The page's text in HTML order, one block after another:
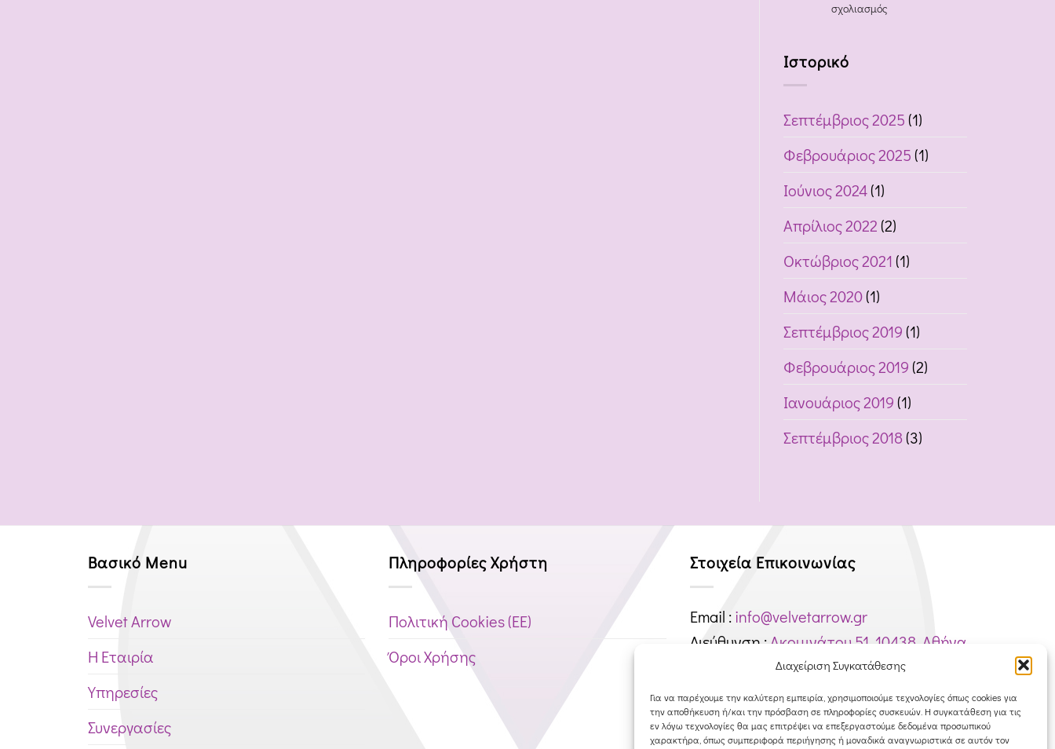
Διαχείριση Συγκατάθεσης
Για να παρέχουμε την καλύτερη εμπειρία, χρησιμοποιούμε τεχνολογίες όπως cookies για
την αποθήκευση ή/και την πρόσβαση σε πληροφορίες συσκευών. Η συγκατάθεση για τις
εν λόγω τεχνολογίες θα μας επιτρέψει να επεξεργαστούμε δεδομένα προσωπικού
χαρακτήρα, όπως συμπεριφορά περιήγησης ή μοναδικά αναγνωριστικά σε αυτόν τον
σχολιασμός
Ιστορικό
Σεπτέμβριος 2025(1)
Φεβρουάριος 2025(1)
Ιούνιος 2024(1)
Απρίλιος 2022(2)
Οκτώβριος 2021(1)
Μάιος 2020(1)
Σεπτέμβριος 2019(1)
Φεβρουάριος 2019(2)
Ιανουάριος 2019(1)
Σεπτέμβριος 2018(3)
Βασικό Menu
Velvet Arrow
Η Εταιρία
Υπηρεσίες
Συνεργασίες
Πληροφορίες Χρήστη
Πολιτική Cookies (ΕΕ)
Όροι Χρήσης
Στοιχεία Επικοινωνίας
Email :info@velvetarrow.gr
Διεύθυνση : Ακομινάτου 51, 10438, Αθήνα
Τηλέφωνο : 6944750451
Αριθμός Γ.Ε.ΜΗ: 145188801000